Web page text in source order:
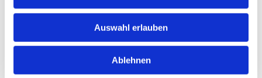
Auswahl erlauben
Ablehnen